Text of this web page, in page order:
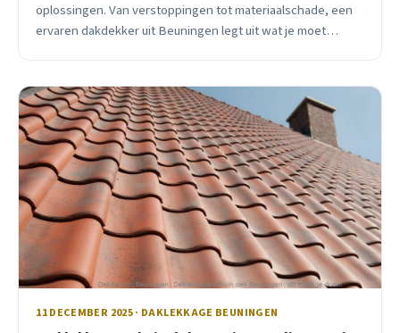
oplossingen. Van verstoppingen tot materiaalschade, een
ervaren dakdekker uit Beuningen legt uit wat je moet
11 DECEMBER 2025 · DAKLEKKAGE BEUNINGEN